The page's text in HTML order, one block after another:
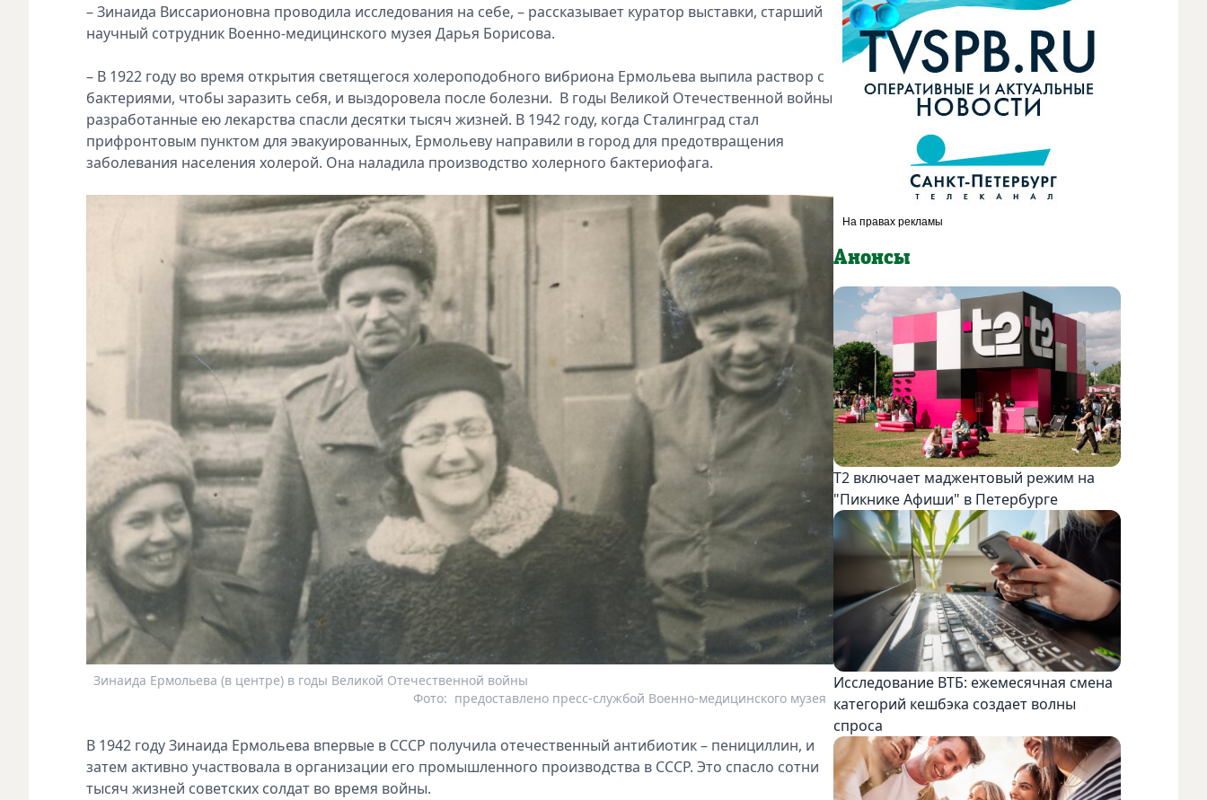
– Зинаида Виссарионовна проводила исследования на себе, – рассказывает куратор выставки, старший
научный сотрудник Военно-медицинского музея Дарья Борисова.
– В 1922 году во время открытия светящегося холероподобного вибриона Ермольева выпила раствор с
бактериями, чтобы заразить себя, и выздоровела после болезни. В годы Великой Отечественной войны
разработанные ею лекарства спасли десятки тысяч жизней. В 1942 году, когда Сталинград стал
прифронтовым пунктом для эвакуированных, Ермольеву направили в город для предотвращения
заболевания населения холерой. Она наладила производство холерного бактериофага.
Зинаида Ермольева (в центре) в годы Великой Отечественной войны
предоставлено пресс-службой Военно-медицинского музея
Фото:
В 1942 году Зинаида Ермольева впервые в СССР получила отечественный антибиотик – пенициллин, и
затем активно участвовала в организации его промышленного производства в СССР. Это спасло сотни
тысяч жизней советских солдат во время войны.
Анонсы
Т2 включает маджентовый режим на
"Пикнике Афиши" в Петербурге
Исследование ВТБ: ежемесячная смена
категорий кешбэка создает волны
спроса